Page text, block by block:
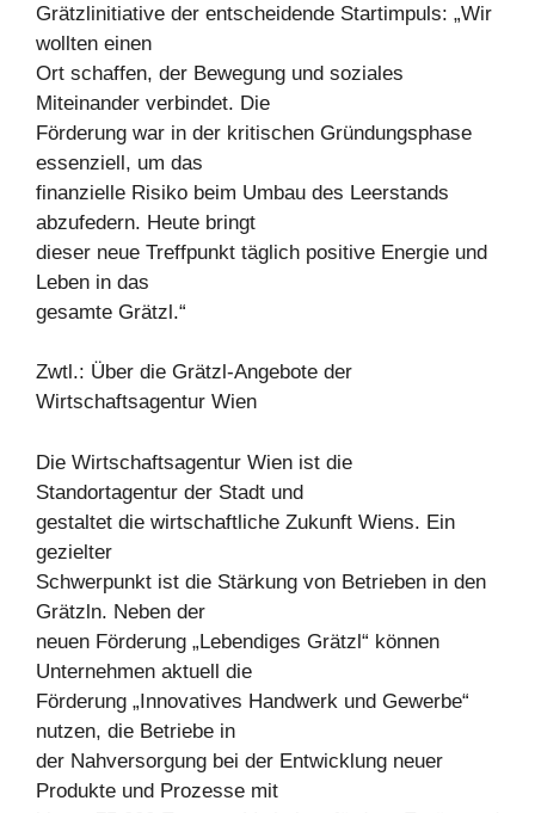
Grätzlinitiative der entscheidende Startimpuls: „Wir
wollten einen
Ort schaffen, der Bewegung und soziales
Miteinander verbindet. Die
Förderung war in der kritischen Gründungsphase
essenziell, um das
finanzielle Risiko beim Umbau des Leerstands
abzufedern. Heute bringt
dieser neue Treffpunkt täglich positive Energie und
Leben in das
gesamte Grätzl.“
Zwtl.: Über die Grätzl-Angebote der
Wirtschaftsagentur Wien
Die Wirtschaftsagentur Wien ist die
Standortagentur der Stadt und
gestaltet die wirtschaftliche Zukunft Wiens. Ein
gezielter
Schwerpunkt ist die Stärkung von Betrieben in den
Grätzln. Neben der
neuen Förderung „Lebendiges Grätzl“ können
Unternehmen aktuell die
Förderung „Innovatives Handwerk und Gewerbe“
nutzen, die Betriebe in
der Nahversorgung bei der Entwicklung neuer
Produkte und Prozesse mit